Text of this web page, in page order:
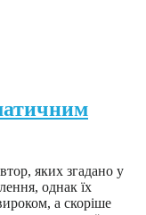
яких згадано у
однак їх
а скоріше